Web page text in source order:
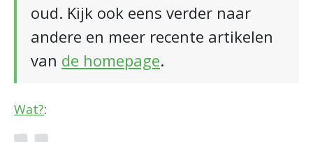
oud. Kijk ook eens verder naar
andere en meer recente artikelen
van de homepage.
Wat?: